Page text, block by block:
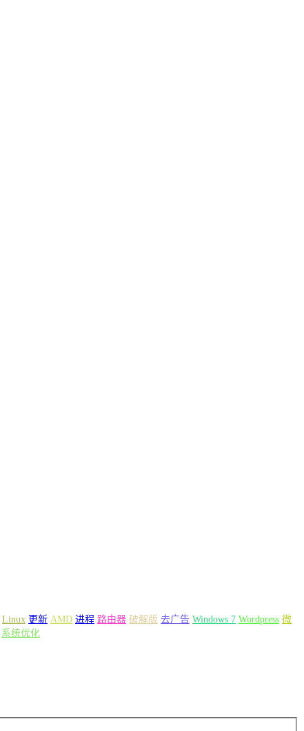
Linux 更新 AMD 进程 路由器 破解版 去广告 Windows 7 Wordpress 微
系统优化